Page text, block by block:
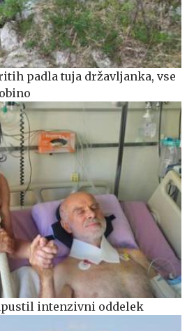
padla tuja državljanka, vse
intenzivni oddelek